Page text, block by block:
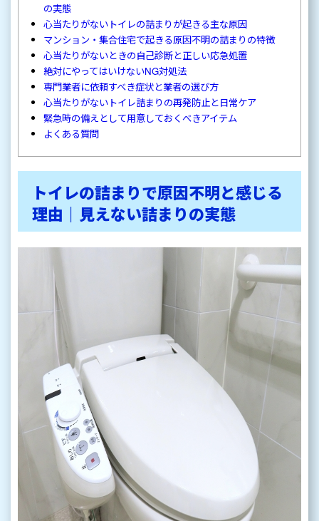
の実態
心当たりがないトイレの詰まりが起きる主な原因
マンション・集合住宅で起きる原因不明の詰まりの特徴
心当たりがないときの自己診断と正しい応急処置
絶対にやってはいけないNG対処法
専門業者に依頼すべき症状と業者の選び方
心当たりがないトイレ詰まりの再発防止と日常ケア
緊急時の備えとして用意しておくべきアイテム
よくある質問
トイレの詰まりで原因不明と感じる
理由｜見えない詰まりの実態